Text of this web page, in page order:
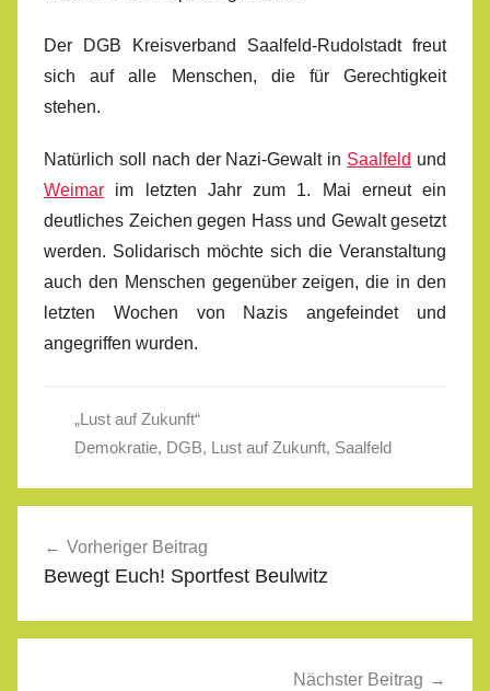
Der DGB Kreisverband Saalfeld-Rudolstadt freut
sich auf alle Menschen, die für Gerechtigkeit
stehen.
Natürlich soll nach der Nazi-Gewalt in Saalfeld und
Weimar im letzten Jahr zum 1. Mai erneut ein
deutliches Zeichen gegen Hass und Gewalt gesetzt
werden. Solidarisch möchte sich die Veranstaltung
auch den Menschen gegenüber zeigen, die in den
letzten Wochen von Nazis angefeindet und
angegriffen wurden.
„Lust auf Zukunft“
Demokratie, DGB, Lust auf Zukunft, Saalfeld
Vorheriger Beitrag
Bewegt Euch! Sportfest Beulwitz
Nächster Beitrag